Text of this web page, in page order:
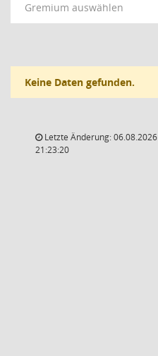
Gremium auswählen
Keine Daten gefunden.
Letzte Änderung: 06.08.2026
21:23:20